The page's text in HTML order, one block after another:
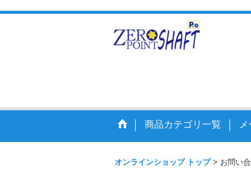
商品カテゴリ一覧
オンラインショップ トップ > お問い